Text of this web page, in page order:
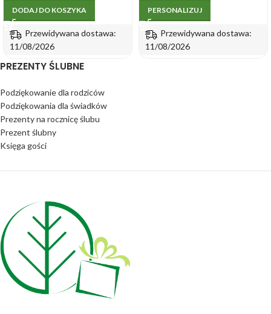
DODAJ DO KOSZYKA
Przewidywana dostawa:
11/08/2026
PERSONALIZUJ
Przewidywana dostawa:
11/08/2026
PREZENTY ŚLUBNE
Podziękowanie dla rodziców
Podziękowania dla świadków
Prezenty na rocznicę ślubu
Prezent ślubny
Księga gości